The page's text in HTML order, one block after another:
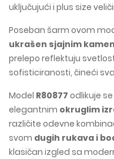
uključujući i plus size
Poseban šarm ovom
ukrašen sjajnim
prelepo reflektuju
sofisticiranosti, čineći
Model R80877 odlikuje
elegantnim okruglim
različite odevne
svom dugih rukava i
klasičan izgled sa